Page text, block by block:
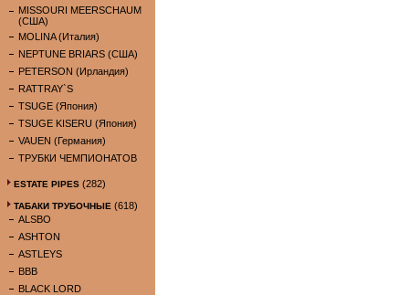
MISSOURI MEERSCHAUM
(США)
MOLINA (Италия)
NEPTUNE BRIARS (США)
PETERSON (Ирландия)
RATTRAY`S
TSUGE (Япония)
TSUGE KISERU (Япония)
VAUEN (Германия)
ТРУБКИ ЧЕМПИОНАТОВ
ESTATE PIPES (282)
ТАБАКИ ТРУБОЧНЫЕ (618)
ALSBO
ASHTON
ASTLEYS
BBB
BLACK LORD